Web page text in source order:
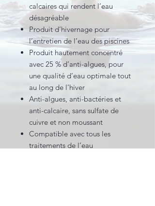
calcaires qui rendent l’eau
désagréable
Produit d’hivernage pour
l’entretien de l’eau des piscines
Produit hautement concentré
avec 25 % d’anti-algues, pour
une qualité d’eau optimale tout
au long de l’hiver
Anti-algues, anti-bactéries et
anti-calcaire, sans sulfate de
cuivre et non moussant
Compatible avec tous les
traitements de l’eau